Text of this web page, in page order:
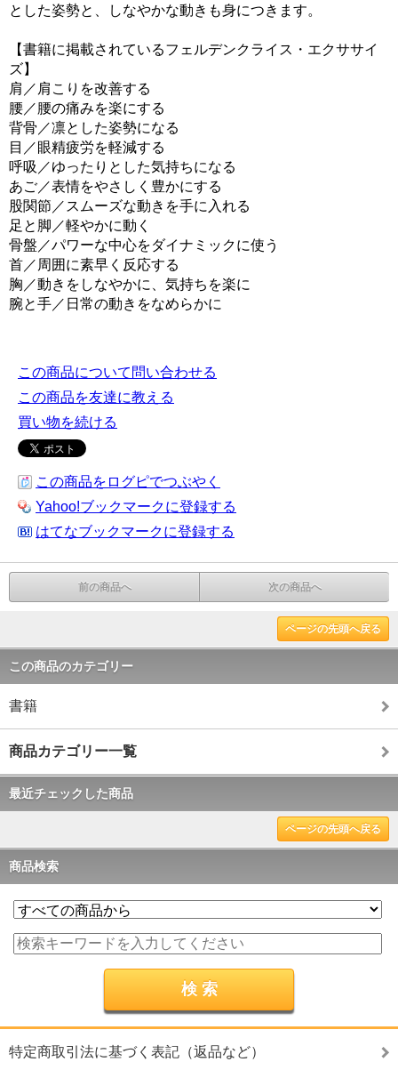
とした姿勢と、しなやかな動きも身につきます。
【書籍に掲載されているフェルデンクライス・エクササイ
ズ】
肩／肩こりを改善する
腰／腰の痛みを楽にする
背骨／凛とした姿勢になる
目／眼精疲労を軽減する
呼吸／ゆったりとした気持ちになる
あご／表情をやさしく豊かにする
股関節／スムーズな動きを手に入れる
足と脚／軽やかに動く
骨盤／パワーな中心をダイナミックに使う
首／周囲に素早く反応する
胸／動きをしなやかに、気持ちを楽に
腕と手／日常の動きをなめらかに
この商品について問い合わせる
この商品を友達に教える
買い物を続ける
この商品をログピでつぶやく
Yahoo!ブックマークに登録する
はてなブックマークに登録する
前の商品へ 次の商品へ
ページの先頭へ戻る
この商品のカテゴリー
書籍
商品カテゴリー一覧
最近チェックした商品
ページの先頭へ戻る
商品検索
特定商取引法に基づく表記（返品など）